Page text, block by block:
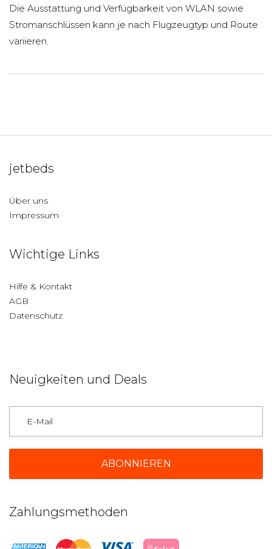
Die Ausstattung und Verfügbarkeit von WLAN sowie
Stromanschlüssen kann je nach Flugzeugtyp und Route
variieren.
jetbeds
Über uns
Impressum
Wichtige Links
Hilfe & Kontakt
AGB
Datenschutz
Neuigkeiten und Deals
Zahlungsmethoden